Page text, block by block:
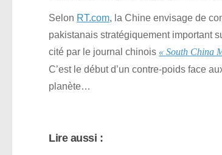
Selon RT.com, la Chine envisage de
pakistanais stratégiquement important
cité par le journal chinois « South China
C’est le début d’un contre-poids face
planète…
Lire aussi :